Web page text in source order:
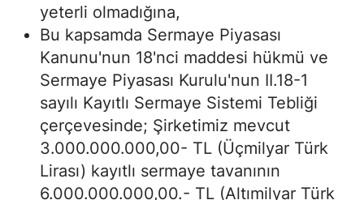
yeterli olmadığına,
Bu kapsamda Sermaye Piyasası
Kanunu'nun 18'nci maddesi hükmü ve
Sermaye Piyasası Kurulu'nun II.18-1
sayılı Kayıtlı Sermaye Sistemi Tebliği
çerçevesinde; Şirketimiz mevcut
3.000.000.000,00- TL (Üçmilyar Türk
Lirası) kayıtlı sermaye tavanının
6.000.000.000,00.- TL (Altımilyar Türk